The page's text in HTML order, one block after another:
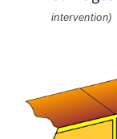
intervention)